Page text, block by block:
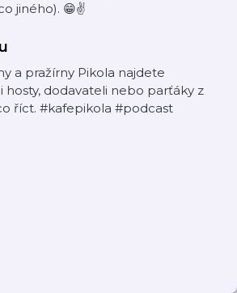
jiného). 😁✌️
a pražírny Pikola najdete
hosty, dodavateli nebo parťáky z
říct. #kafepikola #podcast